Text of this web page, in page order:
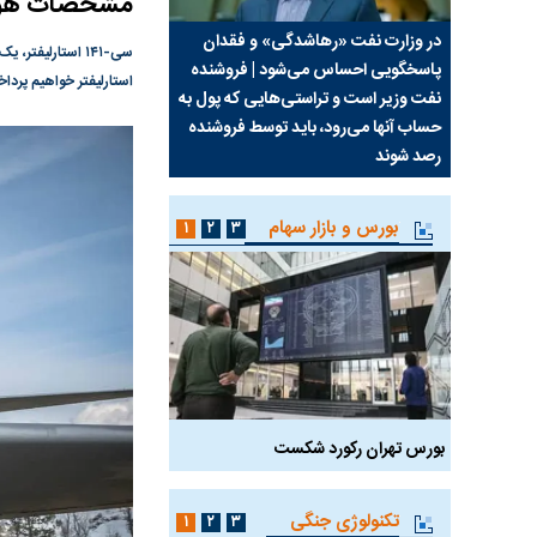
استارلیفتر خواهیم
در وزارت نفت «رهاشدگی» و فقدان
پاسخگویی احساس می‌شود | فروشنده
نفت وزیر است و تراستی‌هایی که پول به
حساب آنها می‌رود، باید توسط فروشنده
رصد شوند
چرا رویای آمریکایی
نابودی محور مقاومت
واشنگتن را زمین زد
بورس و بازار سهام
بورس تهران رکورد شکست سیگنال مثبت
۱ ۲ ۳
تکنولوژی جنگی ۱ ۲ ۳